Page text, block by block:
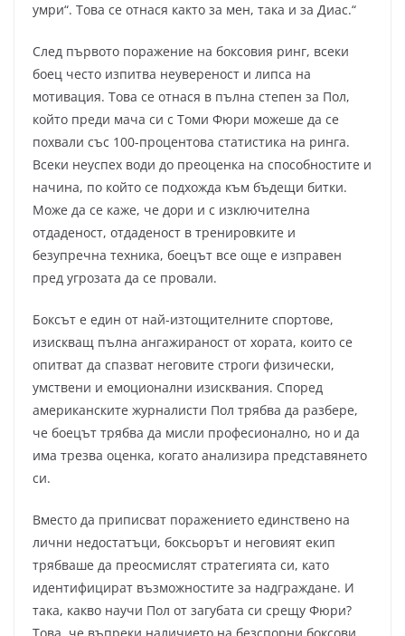
умри“. Това се отнася както за мен, така и за Диас.“
След първото поражение на боксовия ринг, всеки
боец често изпитва неувереност и липса на
мотивация. Това се отнася в пълна степен за Пол,
който преди мача си с Томи Фюри можеше да се
похвали със 100-процентова статистика на ринга.
Всеки неуспех води до преоценка на способностите и
начина, по който се подхожда към бъдещи битки.
Може да се каже, че дори и с изключителна
отдаденост, отдаденост в тренировките и
безупречна техника, боецът все още е изправен
пред угрозата да се провали.
Боксът е един от най-изтощителните спортове,
изискващ пълна ангажираност от хората, които се
опитват да спазват неговите строги физически,
умствени и емоционални изисквания. Според
американските журналисти Пол трябва да разбере,
че боецът трябва да мисли професионално, но и да
има трезва оценка, когато анализира представянето
си.
Вместо да приписват поражението единствено на
лични недостатъци, боксьорът и неговият екип
трябваше да преосмислят стратегията си, като
идентифицират възможностите за надграждане. И
така, какво научи Пол от загубата си срещу Фюри?